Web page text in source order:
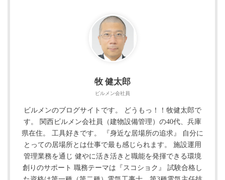
牧 健太郎
ビルメン会社員
ビルメンのブログサイトです。 どうもっ！！牧健太郎で
す。 関西ビルメン会社員（建物設備管理）の40代、兵庫
県在住。 工具好きです。 『身近な居場所の追求』 自分に
とっての居場所とは仕事で最も感じられます。 施設運用
管理業務を通じ 健やに活き活きと職能を発揮できる環境
創りのサポート 職務テーマは『スコショク』 試験合格し